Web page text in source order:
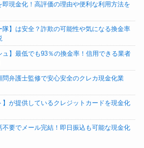
即現金化！高評価の理由や便利な利用方法を
隊】は安全？詐欺の可能性や気になる換金率
ュ】最低でも93％の換金率！信用できる業者
問弁護士監修で安心安全のクレカ現金化業
】が提供しているクレジットカードを現金化
不要でメール完結！即日振込も可能な現金化